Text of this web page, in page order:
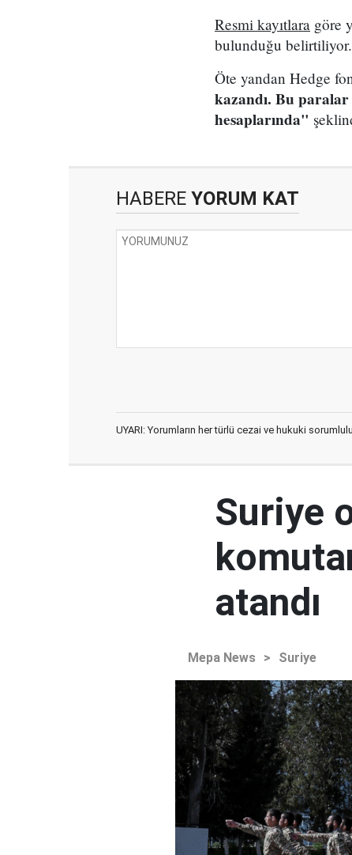
Resmi kayıtlara göre
bulunduğu belirtiliyor.
Öte yandan Hedge
kazandı. Bu
hesaplarında"
HABERE YORUM KAT
UYARI: Yorumların her türlü cezai ve hukuki
Suriye
atandı
Mepa News > Suriye